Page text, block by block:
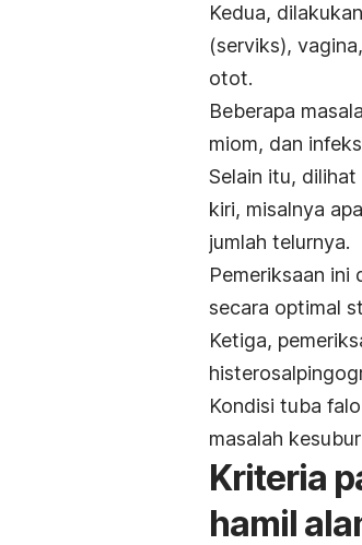
Kedua,
(serviks),
otot.
Beberapa
miom, dan
Selain itu,
kiri, misalnya
jumlah telurnya.
Pemeriksaan ini
secara optimal
Ketiga,
Kondisi tuba
masalah
Kriteria
hamil